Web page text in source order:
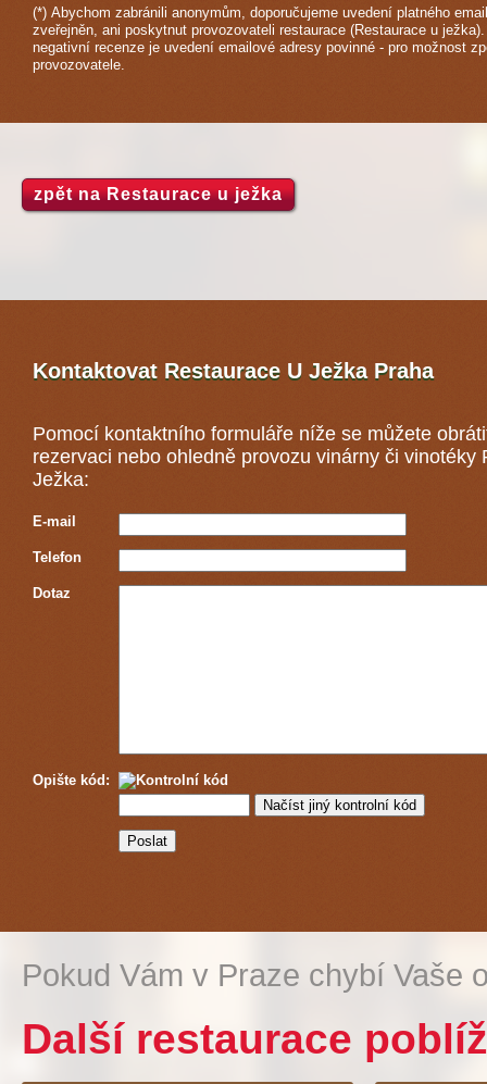
(*) Abychom zabránili anonymům, doporučujeme uvedení platného
zveřejněn, ani poskytnut provozovateli restaurace (Restaurace u
negativní recenze je uvedení emailové adresy povinné - pro možnost
provozovatele.
zpět na Restaurace u ježka
Kontaktovat Restaurace U Ježka Praha
Pomocí kontaktního formuláře níže se můžete
rezervaci nebo ohledně provozu vinárny či vinotéky
Ježka:
E-mail
Telefon
Dotaz
Opište kód:
Pokud Vám v Praze chybí Vaše
Další restaurace